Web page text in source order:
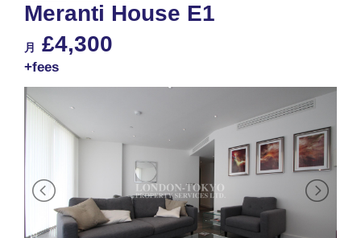
Meranti House E1
月 £4,300
+fees